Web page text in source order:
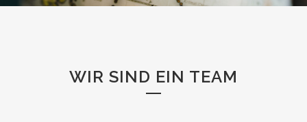
WIR SIND EIN TEAM